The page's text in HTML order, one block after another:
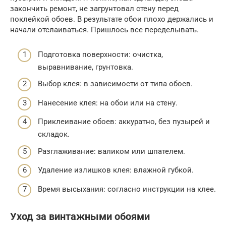
закончить ремонт, не загрунтовал стену перед
поклейкой обоев. В результате обои плохо держались и
начали отслаиваться. Пришлось все переделывать.
Подготовка поверхности: очистка,
выравнивание, грунтовка.
Выбор клея: в зависимости от типа обоев.
Нанесение клея: на обои или на стену.
Приклеивание обоев: аккуратно, без пузырей и
складок.
Разглаживание: валиком или шпателем.
Удаление излишков клея: влажной губкой.
Время высыхания: согласно инструкции на клее.
Уход за винтажными обоями